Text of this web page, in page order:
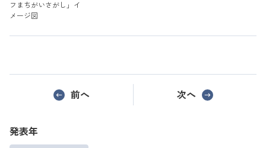
フまちがいさがし」イ
メージ図
前へ 次へ
発表年